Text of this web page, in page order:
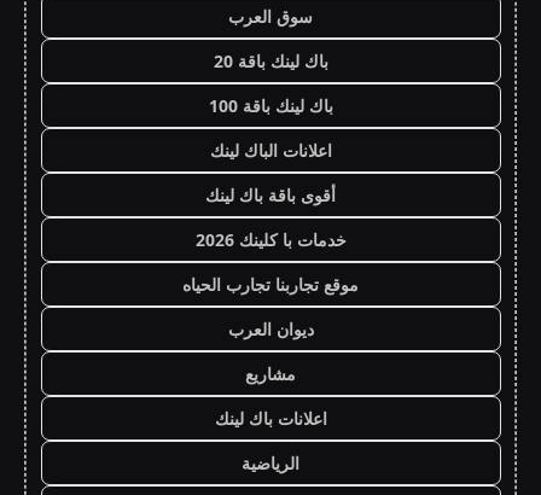
سوق العرب
باك لينك باقة 20
باك لينك باقة 100
اعلانات الباك لينك
أقوى باقة باك لينك
خدمات با كلينك 2026
موقع تجاربنا تجارب الحياه
ديوان العرب
مشاريع
اعلانات باك لينك
الرياضية